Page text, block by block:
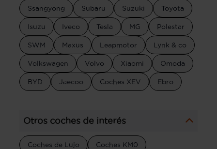
Ssangyong Subaru Suzuki Toyota
Isuzu Iveco Tesla MG Polestar
SWM Maxus Leapmotor Lynk & co
Volkswagen Volvo Xiaomi Omoda
BYD Jaecoo Coches XEV Ebro
Otros coches de interés
Coches de Lujo Coches KM0